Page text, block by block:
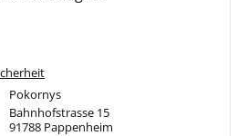
Pokornys
Bahnhofstrasse 15
91788 Pappenheim